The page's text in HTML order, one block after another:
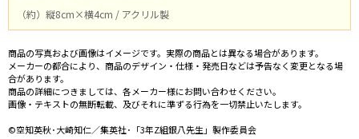
（約）縦8cm×横4cm / アクリル製
商品の写真および画像はイメージです。実際の商品とは異なる場合があります。
メーカーの都合により、商品のデザイン・仕様・発売日などは予告なく変更となる場
合があります。
商品の詳細につきましては、各メーカー様にお問い合わせください。
画像・テキストの無断転載、及びそれに準ずる行為を一切禁止いたします。
©空知英秋･大崎知仁／集英社･「3年Z組銀八先生」製作委員会